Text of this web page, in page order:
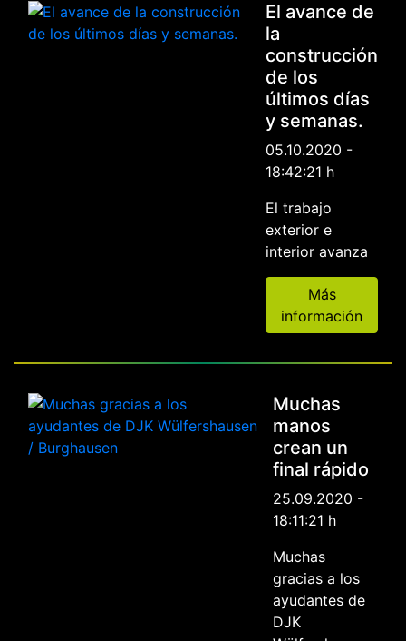
El avance de
la
construcción
de los
últimos días
y semanas.
05.10.2020 -
18:42:21 h
El trabajo
exterior e
interior avanza
Más
información
Muchas
manos
crean un
final rápido
25.09.2020 -
18:11:21 h
Muchas
gracias a los
ayudantes de
DJK